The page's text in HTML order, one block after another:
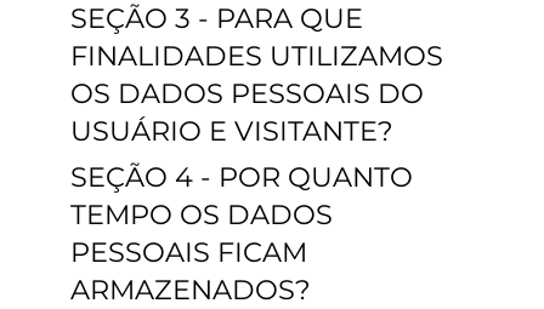
SEÇÃO 3 - PARA QUE
FINALIDADES UTILIZAMOS
OS DADOS PESSOAIS DO
USUÁRIO E VISITANTE?
SEÇÃO 4 - POR QUANTO
TEMPO OS DADOS
PESSOAIS FICAM
ARMAZENADOS?